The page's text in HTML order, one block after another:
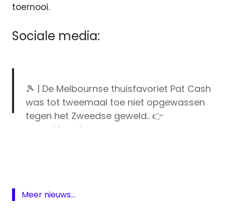
toernooi.
Sociale media:
🎾 | De Melbournse thuisfavoriet Pat Cash
was tot tweemaal toe niet opgewassen
tegen het Zweedse geweld.. 👉
Open live
Meer nieuws...